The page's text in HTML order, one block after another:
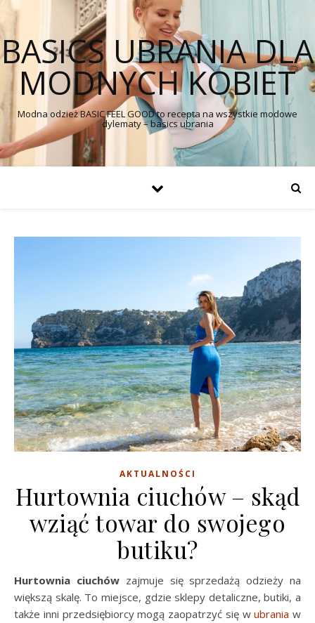
BASICS UBRANIA DLA
MODNYCH KOBIET
Modna odzież BASIC FEEL GOOD to recepta na wszystkie modowe
dylematy – basics ubrania
AKTUALNOŚCI
Hurtownia ciuchów – skąd
wziąć towar do swojego
butiku?
Hurtownia ciuchówzajmuje się sprzedażą odzieży na
większą skalę. To miejsce, gdzie sklepy detaliczne, butiki, a
także inni przedsiębiorcy mogą zaopatrzyć się wubrania w